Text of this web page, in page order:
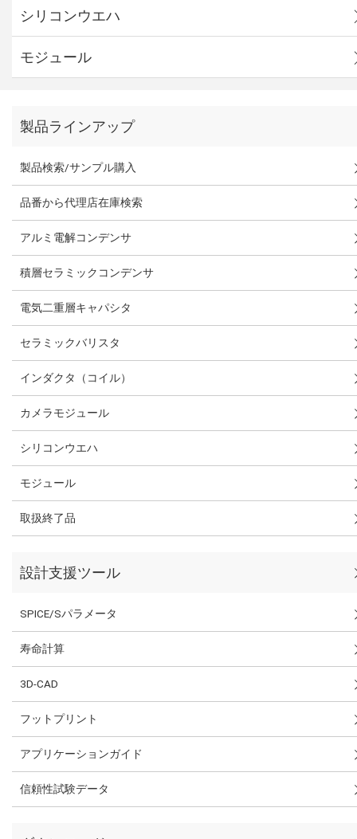
シリコンウエハ
モジュール
製品ラインアップ
製品検索/サンプル購入
品番から代理店在庫検索
アルミ電解コンデンサ
積層セラミックコンデンサ
電気二重層キャパシタ
セラミックバリスタ
インダクタ（コイル）
カメラモジュール
シリコンウエハ
モジュール
取扱終了品
設計支援ツール
SPICE/Sパラメータ
寿命計算
3D-CAD
フットプリント
アプリケーションガイド
信頼性試験データ